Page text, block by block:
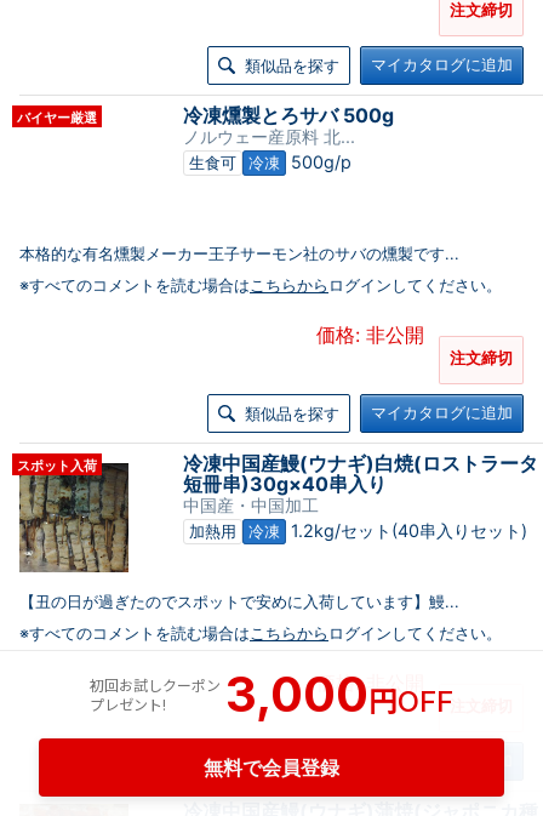
注文締切
類似品を探す マイカタログに追加
バイヤー厳選 冷凍燻製とろサバ 500g
ノルウェー産原料 北...
生食可 冷凍 500g/p
本格的な有名燻製メーカー王子サーモン社のサバの燻製です...
※すべてのコメントを読む場合はこちらから ログインしてください。
価格: 非公開
注文締切
類似品を探す マイカタログに追加
スポット入荷
冷凍中国産鰻(ウナギ)白焼(ロストラータ
短冊串)30g×40串入り
中国産・中国加工
加熱用 冷凍 1.2kg/セット(40串入りセット)
【丑の日が過ぎたのでスポットで安めに入荷しています】鰻...
※すべてのコメントを読む場合はこちらから ログインしてください。
価格: 非公開
注文締切
類似品を探す
初回お試しクーポン
プレゼント!
3,000円OFF
無料で会員登録